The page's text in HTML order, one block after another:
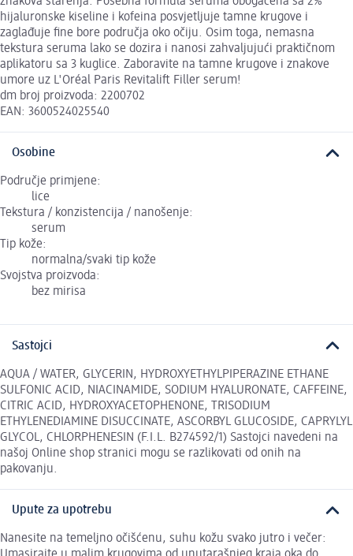
hijaluronske kiseline i kofeina posvjetljuje tamne krugove i
zaglađuje fine bore područja oko očiju. Osim toga, nemasna
tekstura seruma lako se dozira i nanosi zahvaljujući praktičnom
aplikatoru sa 3 kuglice. Zaboravite na tamne krugove i znakove
umore uz L'Oréal Paris Revitalift Filler serum!
dm broj proizvoda: 2200702
EAN: 3600524025540
Osobine
Područje primjene:
lice
Tekstura / konzistencija / nanošenje:
serum
Tip kože:
normalna/svaki tip kože
Svojstva proizvoda:
bez mirisa
Sastojci
AQUA / WATER, GLYCERIN, HYDROXYETHYLPIPERAZINE ETHANE
SULFONIC ACID, NIACINAMIDE, SODIUM HYALURONATE, CAFFEINE,
CITRIC ACID, HYDROXYACETOPHENONE, TRISODIUM
ETHYLENEDIAMINE DISUCCINATE, ASCORBYL GLUCOSIDE, CAPRYLYL
GLYCOL, CHLORPHENESIN (F.I.L. B274592/1) Sastojci navedeni na
našoj Online shop stranici mogu se razlikovati od onih na
pakovanju.
Upute za upotrebu
Nanesite na temeljno očišćenu, suhu kožu svako jutro i večer: